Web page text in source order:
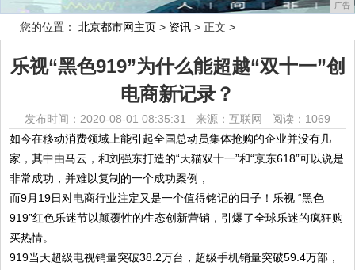
广告
您的位置： 北京都市网主页 > 资讯 > 正文 >
乐视“黑色919”为什么能超越“双十一”创
电商新记录？
发布时间：2020-08-01 08:35:31 来源：互联网 阅读：1069
如今在移动消费领域上能引起全国总动员集体抢购的企业并没有几
家，其中由马云，和刘强东打造的“天猫双十一”和“京东618”可以说是
非常成功，并难以复制的一个成功案例，
而9月19日对电商行业注定又是一个值得铭记的日子！乐视 “黑色
919”红色乐迷节以颠覆性的生态创新营销，引爆了全球乐迷的疯狂购
买热情。
919当天超级电视销量突破38.2万台，超级手机销量突破59.4万部，